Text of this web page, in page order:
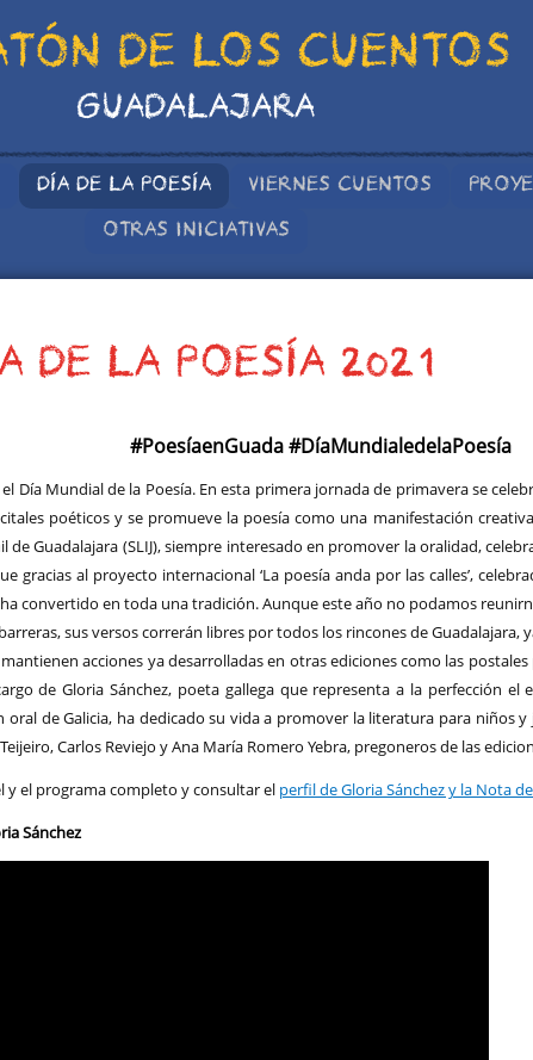
DE LOS CUENTOS
GUADALAJARA
DÍA DE LA POESÍA VIERNES CUENTOS
OTRAS INICIATIVAS
DE LA POESÍA 2021
#PoesíaenGuada #DíaMundialedelaPoesía
el Día Mundial de la Poesía. En esta primera jornada de primavera se
poéticos y se promueve la poesía como una manifestación
de Guadalajara (SLIJ), siempre interesado en promover la oralidad,
gracias al proyecto internacional ‘La poesía anda por las calles’,
convertido en toda una tradición. Aunque este año no podamos
sus versos correrán libres por todos los rincones de Guadalajara,
acciones ya desarrolladas en otras ediciones como las
de Gloria Sánchez, poeta gallega que representa a la perfección el
de Galicia, ha dedicado su vida a promover la literatura para niños y
Carlos Reviejo y Ana María Romero Yebra, pregoneros de las
y el programa completo y consultar el perfil de Gloria Sánchez y la Nota
Sánchez